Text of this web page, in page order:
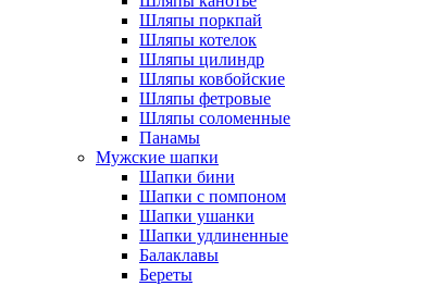
Шляпы поркпай
Шляпы котелок
Шляпы цилиндр
Шляпы ковбойские
Шляпы фетровые
Шляпы соломенные
Панамы
Мужские шапки
Шапки бини
Шапки с помпоном
Шапки ушанки
Шапки удлиненные
Балаклавы
Береты